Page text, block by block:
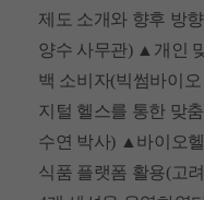
제도 소개와 향후 방
양수 사무관) ▲개인
백 소비자(빅썸바이
지털 헬스를 통한 맞
수연 박사) ▲바이오
식품 플랫폼 활용(고